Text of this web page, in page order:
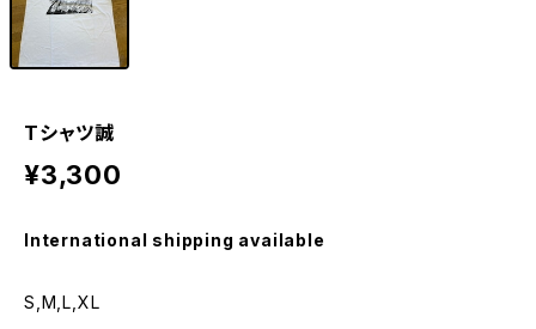
Tシャツ誠
¥3,300
International shipping available
S,M,L,XL